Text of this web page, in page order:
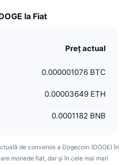
la Fiat
Preț actual
0.000001076 BTC
0.00003649 ETH
0.0001182 BNB
de conversie a Dogecoin (DOGE) în
monede fiat, dar și în cele mai mari